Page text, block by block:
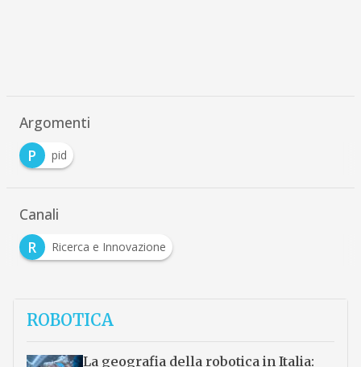
Argomenti
P
pid
Canali
R
Ricerca e Innovazione
ROBOTICA
La geografia della robotica in Italia: